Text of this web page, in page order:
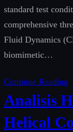
standard test
comprehensive
Fluid Dynamics
biomimetic…
Continue Reading
Analisis
Helical